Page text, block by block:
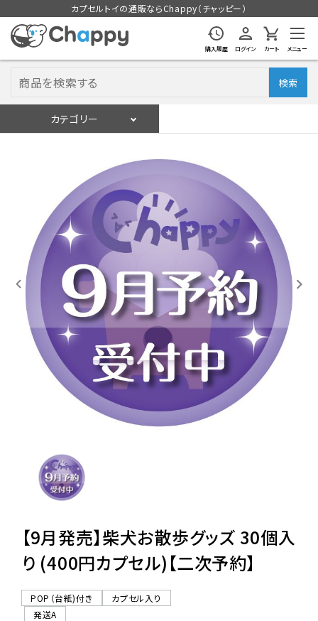
カプセルトイの通販ならChappy（チャッピー）
購入履歴 ログイン カート メニュー
検索
カテゴリー
入荷スケジュールをチェック
カプセルトイマシン本体
カプセルトイ
販促用空カプセル
レンタル
景品・玩具・文具
販促用カプセルトイ
ご利用ガイド
06-6282-7659
【9月発売】柴犬お散歩グッズ 30個入
り (400円カプセル)【二次予約】
POP（台紙)付き
カプセル入り
発送A